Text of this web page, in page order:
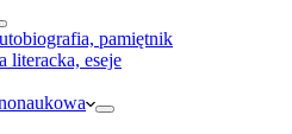
pamiętnik
literacka, eseje